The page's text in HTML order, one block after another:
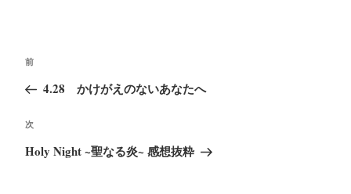
投
ナ
ビ
ー
前
の
稿
前
4.28 かけがえのないあなたへ
次
の
次
Holy Night ~聖なる炎~ 感想抜粋